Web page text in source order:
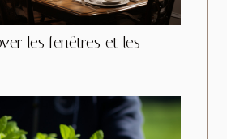
les fenêtres et les